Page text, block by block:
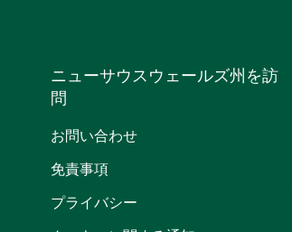
ニューサウスウェールズ州を訪
問
お問い合わせ
免責事項
プライバシー